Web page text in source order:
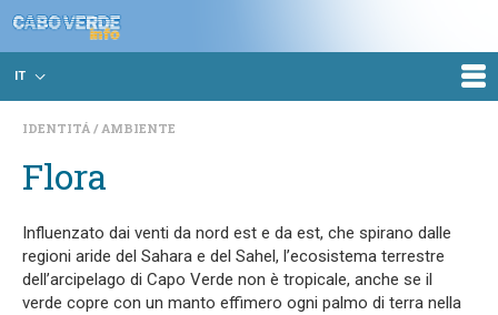
IT
IDENTITÁ AMBIENTE
Flora
Influenzato dai venti da nord est e da est, che spirano dalle
regioni aride del Sahara e del Sahel, l’ecosistema terrestre
dell’arcipelago di Capo Verde non è tropicale, anche se il
verde copre con un manto effimero ogni palmo di terra nella